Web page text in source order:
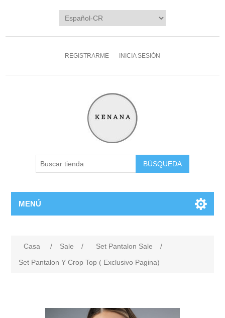
REGISTRARME INICIA SESIÓN
MENÚ
Casa / Sale / Set Pantalon Sale
/
Set Pantalon Y Crop Top ( Exclusivo Pagina)